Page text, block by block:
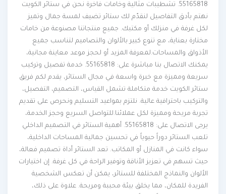
55165818. تشطيبات مثالية وخامات فاخرة نحن في ستائر الكويت
نهتم بأدق التفاصيل لنقدّم لك ستائر تضيف لمسة جمال وتميز
لكل غرفة في منزلك أو مكتبك. جميع منتجاتنا مصنوعة من خامات
مختارة بعناية، مع تنوع كبير بالألوان والتصاميم لتناسب جميع
الأذواق والمساحات.لمعرفة المزيد أو لحجز موعد معاينة مجانية،
يمكنك الاتصال بنا مباشرة على: 55165818. خدمة تفصيل وتركيب
سريعة ومميزة مع خبرة واسعة في مجال الستائر، يقدم لكم فريق
ستائر الكويت خدمة متكاملة تشمل القياس، التصميم، التفصيل،
والتركيب باحترافية عالية. نلتزم بمواعيد التسليم ونحرص على تقديم
تجربة مريحة ومميزة لكل عملائنا.للتواصل السريع وحجز الخدمة،
يرجى الاتصال على: 55165818. أهمية الستائر في التصميم الداخلي
تلعب الستائر دوراً حيوياً في تحسين جمالية المساحات الداخلية،
سواء كانت في المنازل أو المكاتب. تعد الستائر أداة تصميم فعالة،
حيث تسهم في تعزيز الأناقة وتوفير الراحة في كل غرفة. إن اختيارات
الألوان والنماذج المختلفة للستائر، يمكن أن تعكس الشخصية
الفريدة للمكان، مما يخلق بيئة محببة ومريحة. علاوة على ذلك،